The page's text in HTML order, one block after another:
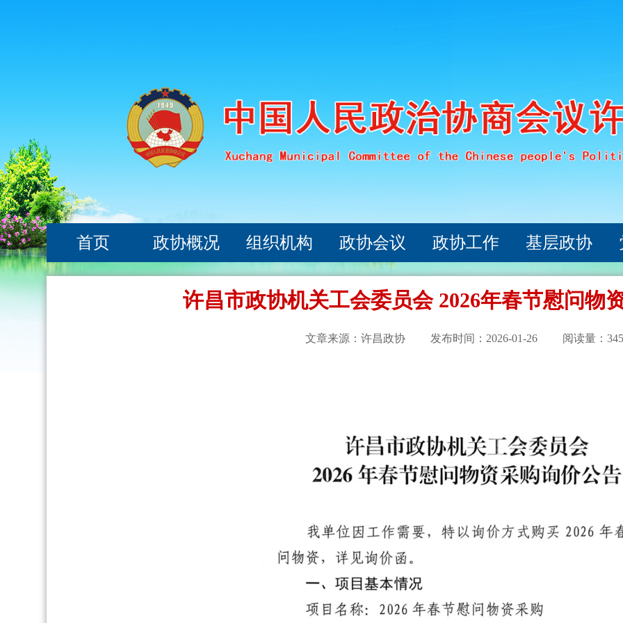
首页 政协概况 组织机构 政协会议 政协工作 基层政协
许昌市政协机关工会委员会 2026年春节慰问物
文章来源：许昌政协 发布时间： 2026-01-26 阅读量：